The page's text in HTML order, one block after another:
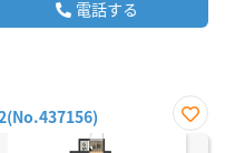
電話する
お気